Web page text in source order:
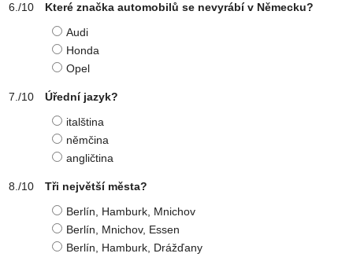
Které značka automobilů se nevyrábí v Německu?
Audi
Honda
Opel
Úřední jazyk?
italština
němčina
angličtina
Tři největší města?
Berlín, Hamburk, Mnichov
Berlín, Mnichov, Essen
Berlín, Hamburk, Drážďany